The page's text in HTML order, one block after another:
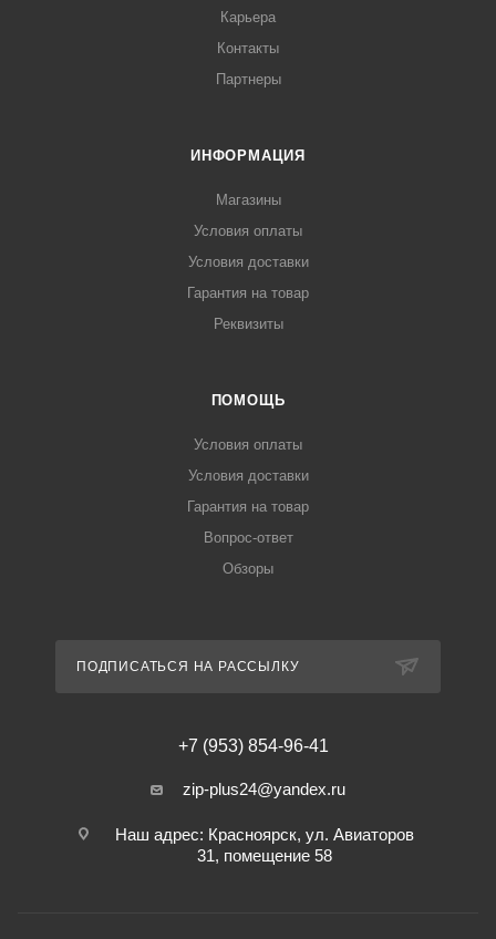
Карьера
Контакты
Партнеры
ИНФОРМАЦИЯ
Магазины
Условия оплаты
Условия доставки
Гарантия на товар
Реквизиты
ПОМОЩЬ
Условия оплаты
Условия доставки
Гарантия на товар
Вопрос-ответ
Обзоры
ПОДПИСАТЬСЯ НА РАССЫЛКУ
+7 (953) 854-96-41
zip-plus24@yandex.ru
Наш адрес: Красноярск, ул. Авиаторов
31, помещение 58